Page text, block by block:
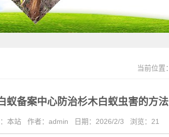
当前位置：
蚁备案中心防治杉木白蚁虫害的方法
本站 作者：admin 日期：2026/2/3 浏览： 21